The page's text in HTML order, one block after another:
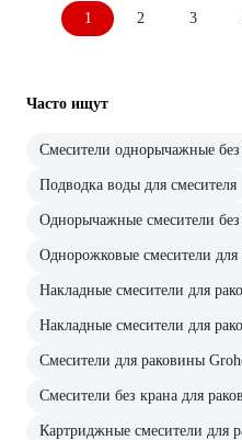
1 2 3
Часто ищут
Смесители однорычажные без
Подводка воды для смесителя
Однорычажные смесители
Однорожковые смесители
Накладные смесители для
Накладные смесители для
Смесители для раковины
Смесители без крана для
Картриджные смесители для